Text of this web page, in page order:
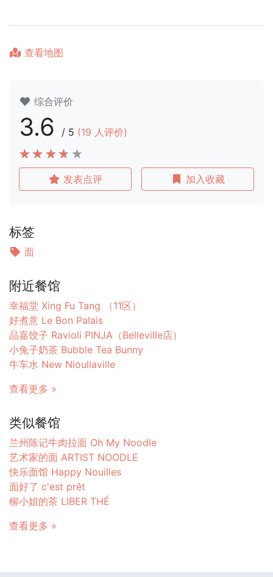
查看地图
综合评价
3.6 / 5 (19 人评价)
发表点评 加入收藏
标签
面
附近餐馆
幸福堂 Xing Fu Tang （11区）
好煮意 Le Bon Palais
品嘉饺子 Ravioli PINJA（Belleville店）
小兔子奶茶 Bubble Tea Bunny
牛车水 New Nioullaville
查看更多 »
类似餐馆
兰州陈记牛肉拉面 Oh My Noodle
艺术家的面 ARTIST NOODLE
快乐面馆 Happy Nouilles
面好了 c'est prêt
柳小姐的茶 LIBER THÉ
查看更多 »